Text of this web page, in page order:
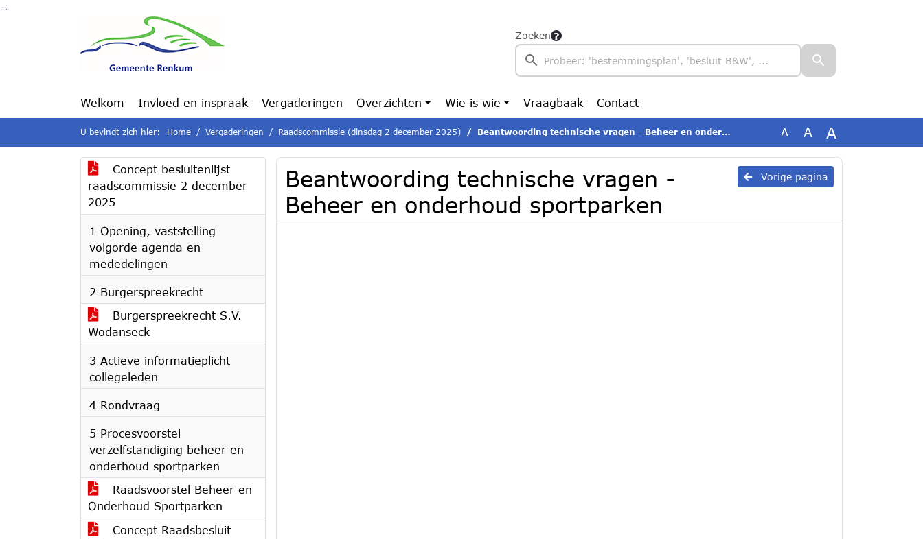
Ga naar de inhoud van deze pagina
Zoeken
Welkom Invloed en inspraak Vergaderingen Overzichten Wie is wie Vraagbaak Contact
U bevindt zich hier: Home Vergaderingen Raadscommissie (dinsdag 2 december 2025) Beantwoording technische vragen - Beheer en onderhoud sportparken A A A
Concept besluitenlijst
raadscommissie 2 december
2025
1 Opening, vaststelling
volgorde agenda en
mededelingen
2 Burgerspreekrecht
Burgerspreekrecht S.V.
Wodanseck
3 Actieve informatieplicht
collegeleden
4 Rondvraag
5 Procesvoorstel
verzelfstandiging beheer en
onderhoud sportparken
Raadsvoorstel Beheer en
Onderhoud Sportparken
Concept Raadsbesluit
Vorige pagina
Beantwoording technische vragen -
Beheer en onderhoud sportparken